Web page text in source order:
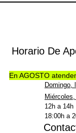
Horario De
En AGOSTO
Domingo,
12h a 14h
18:00h a